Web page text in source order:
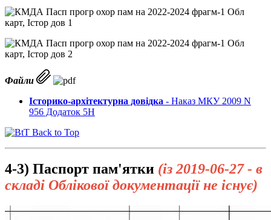
Файли
Історико-архітектурна довідка - Наказ МКУ 2009 N
956 Додаток 5Н
Back to Top
4-3) Паспорт пам'ятки (із 2019-06-27 - в
складі Облікової документації не існує)